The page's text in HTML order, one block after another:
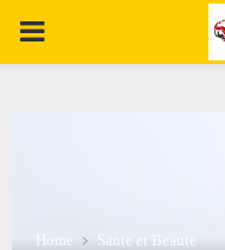
PRIMARY
Home
Sante et Beaute